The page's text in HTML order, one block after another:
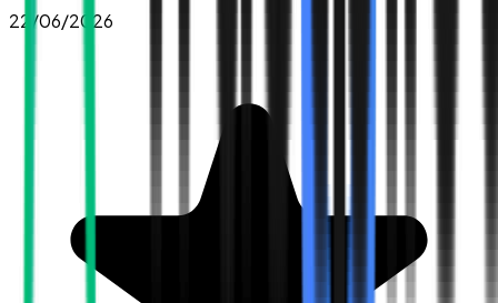
22/06/2026